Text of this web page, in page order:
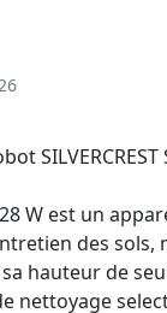
SILVERCREST
W est un
des sols,
hauteur de
nettoyage